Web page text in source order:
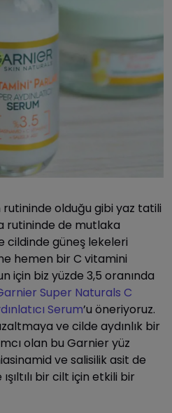
olduğu gibi yaz tatili
rutininde de mutlaka
cildinde güneş lekeleri
hemen bir C vitamini
için biz yüzde 3,5 oranında
Super Naturals C
Serum’u öneriyoruz.
ve cilde aydınlık bir
olan bu Garnier yüz
ve salisilik asit de
bir cilt için etkili bir